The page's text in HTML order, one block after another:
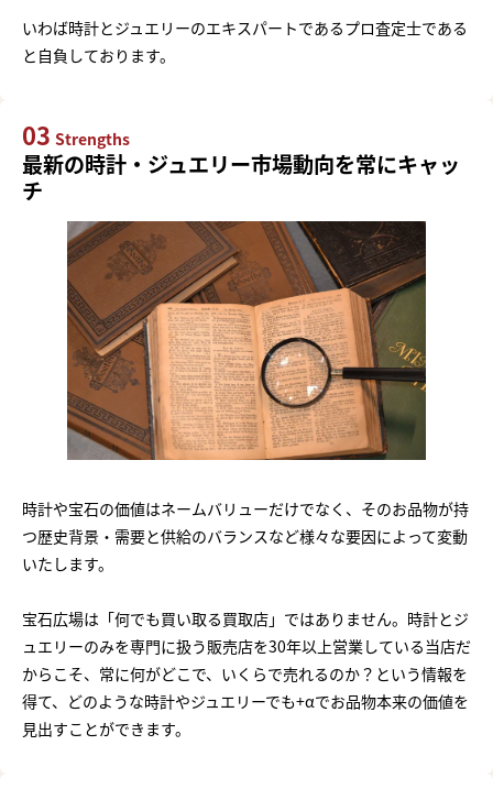
いわば時計とジュエリーのエキスパートであるプロ査定士である
と自負しております。
03 Strengths
最新の時計・ジュエリー市場動向を常にキャッ
チ
時計や宝石の価値はネームバリューだけでなく、そのお品物が持
つ歴史背景・需要と供給のバランスなど様々な要因によって変動
いたします。
宝石広場は「何でも買い取る買取店」ではありません。時計とジ
ュエリーのみを専門に扱う販売店を30年以上営業している当店だ
からこそ、常に何がどこで、いくらで売れるのか？という情報を
得て、どのような時計やジュエリーでも+αでお品物本来の価値を
見出すことができます。